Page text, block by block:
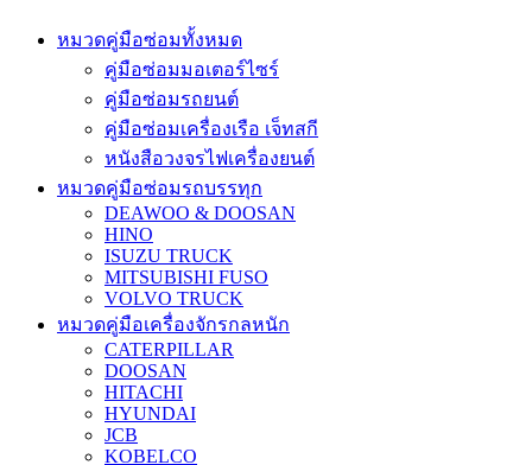
หมวดคู่มือซ่อมทั้งหมด
คู่มือซ่อมมอเตอร์ไซร์
คู่มือซ่อมรถยนต์
คู่มือซ่อมเครื่องเรือ เจ็ทสกี
หนังสือวงจรไฟเครื่องยนต์
หมวดคู่มือซ่อมรถบรรทุก
DEAWOO & DOOSAN
HINO
ISUZU TRUCK
MITSUBISHI FUSO
VOLVO TRUCK
หมวดคู่มือเครื่องจักรกลหนัก
CATERPILLAR
DOOSAN
HITACHI
HYUNDAI
JCB
KOBELCO